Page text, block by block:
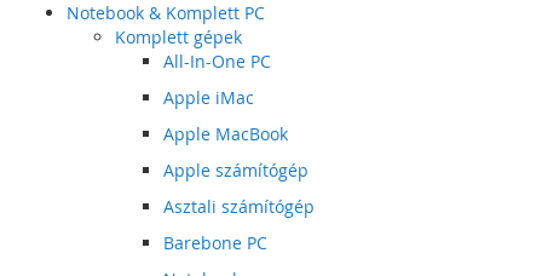
Notebook & Komplett PC
Komplett gépek
All-In-One PC
Apple iMac
Apple MacBook
Apple számítógép
Asztali számítógép
Barebone PC